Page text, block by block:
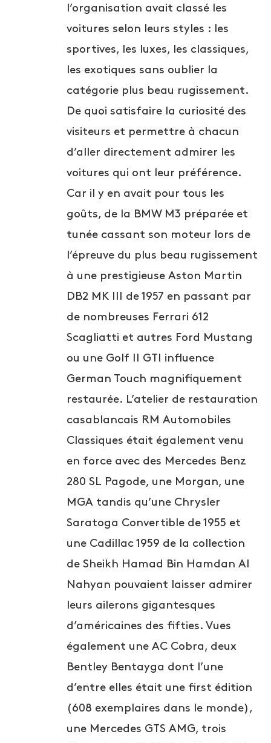
l’organisation avait classé les
voitures selon leurs styles : les
sportives, les luxes, les classiques,
les exotiques sans oublier la
catégorie plus beau rugissement.
De quoi satisfaire la curiosité des
visiteurs et permettre à chacun
d’aller directement admirer les
voitures qui ont leur préférence.
Car il y en avait pour tous les
goûts, de la BMW M3 préparée et
tunée cassant son moteur lors de
l’épreuve du plus beau rugissement
à une prestigieuse Aston Martin
DB2 MK III de 1957 en passant par
de nombreuses Ferrari 612
Scagliatti et autres Ford Mustang
ou une Golf II GTI influence
German Touch magnifiquement
restaurée. L’atelier de restauration
casablancais RM Automobiles
Classiques était également venu
en force avec des Mercedes Benz
280 SL Pagode, une Morgan, une
MGA tandis qu’une Chrysler
Saratoga Convertible de 1955 et
une Cadillac 1959 de la collection
de Sheikh Hamad Bin Hamdan Al
Nahyan pouvaient laisser admirer
leurs ailerons gigantesques
d’américaines des fifties. Vues
également une AC Cobra, deux
Bentley Bentayga dont l’une
d’entre elles était une first édition
(608 exemplaires dans le monde),
une Mercedes GTS AMG, trois